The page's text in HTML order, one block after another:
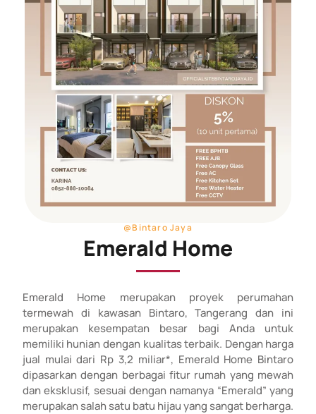
@Bintaro Jaya
Emerald Home
Emerald Home merupakan proyek perumahan
termewah di kawasan Bintaro, Tangerang dan ini
merupakan kesempatan besar bagi Anda untuk
memiliki hunian dengan kualitas terbaik. Dengan harga
jual mulai dari Rp 3,2 miliar*, Emerald Home Bintaro
dipasarkan dengan berbagai fitur rumah yang mewah
dan eksklusif, sesuai dengan namanya “Emerald” yang
merupakan salah satu batu hijau yang sangat berharga.